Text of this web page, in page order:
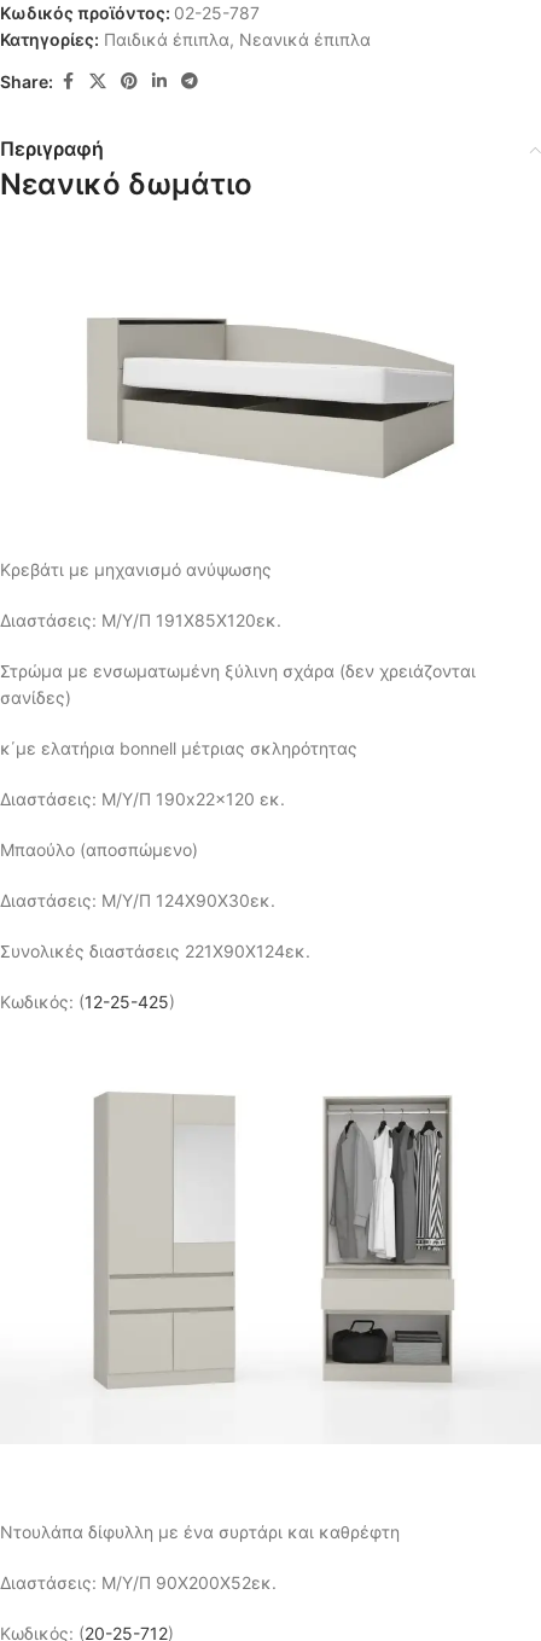
Κωδικός προϊόντος: 02-25-787
Κατηγορίες: Παιδικά έπιπλα, Νεανικά έπιπλα
Share:
Περιγραφή
Νεανικό δωμάτιο
Κρεβάτι με μηχανισμό ανύψωσης
Διαστάσεις: Μ/Υ/Π 191Χ85Χ120εκ.
Στρώμα με ενσωματωμένη ξύλινη σχάρα (δεν χρειάζονται
σανίδες)
κ΄με ελατήρια bonnell μέτριας σκληρότητας
Διαστάσεις: Μ/Υ/Π 190x22x120 εκ.
Μπαούλο (αποσπώμενο)
Διαστάσεις: Μ/Υ/Π 124Χ90Χ30εκ.
Συνολικές διαστάσεις 221Χ90Χ124εκ.
Κωδικός: (12-25-425)
Ντουλάπα δίφυλλη με ένα συρτάρι και καθρέφτη
Διαστάσεις: Μ/Υ/Π 90Χ200Χ52εκ.
Κωδικός: (20-25-712)